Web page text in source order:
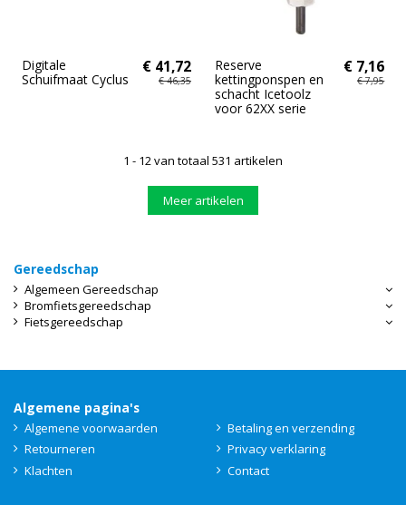
Digitale
Schuifmaat Cyclus
€ 41,72
€ 46,35
Reserve
kettingponspen en
schacht Icetoolz
voor 62XX serie
€ 7,16
€ 7,95
1 - 12 van totaal 531 artikelen
Meer artikelen
Gereedschap
Algemeen Gereedschap
Bromfietsgereedschap
Fietsgereedschap
Algemene pagina's
Algemene voorwaarden
Betaling en verzending
Retourneren
Privacy verklaring
Klachten
Contact